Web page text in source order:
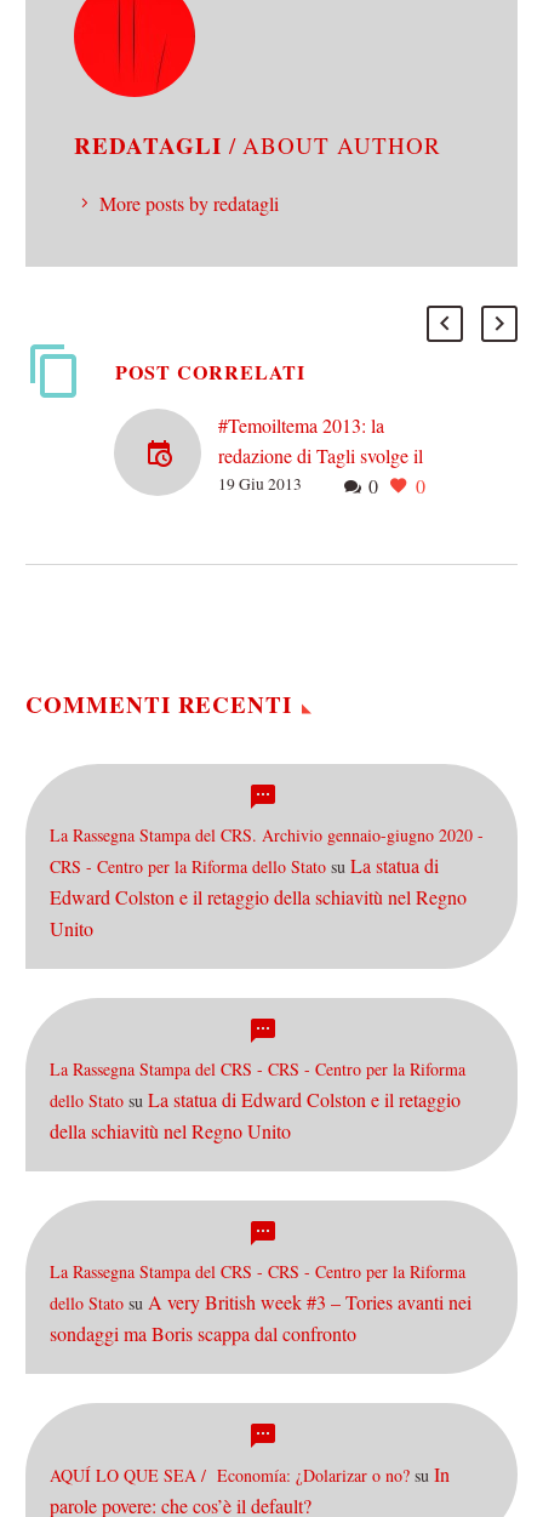
REDATAGLI / ABOUT AUTHOR
More posts by redatagli
POST CORRELATI
#Temoiltema 2013: la
redazione di Tagli svolge il
tema tecnico-scientifico
0 0
19 Giu 2013
COMMENTI RECENTI
La Rassegna Stampa del CRS. Archivio gennaio-giugno 2020 -
CRS - Centro per la Riforma dello Stato su La statua di
Edward Colston e il retaggio della schiavitù nel Regno
Unito
La Rassegna Stampa del CRS - CRS - Centro per la Riforma
dello Stato su La statua di Edward Colston e il retaggio
della schiavitù nel Regno Unito
La Rassegna Stampa del CRS - CRS - Centro per la Riforma
dello Stato su A very British week #3 – Tories avanti nei
sondaggi ma Boris scappa dal confronto
AQUÍ LO QUE SEA / Economía: ¿Dolarizar o no? su In
parole povere: che cos’è il default?